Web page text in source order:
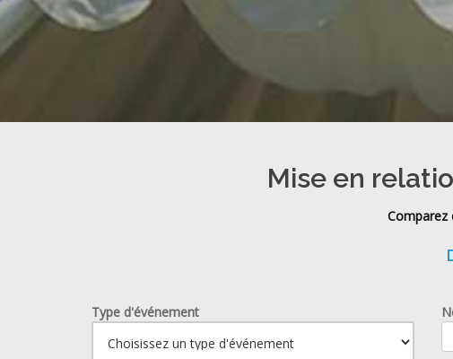
Mise en
Comparez
Type d'événement